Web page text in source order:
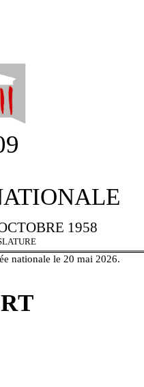
1958
nationale le 20 mai 2026.